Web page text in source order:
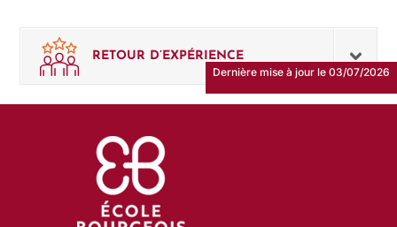
RETOUR D’EXPÉRIENCE
Dernière mise à jour le 03/07/2026